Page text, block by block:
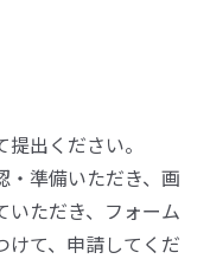
出ください。
・準備いただき、画
いただき、フォーム
けて、申請してくだ